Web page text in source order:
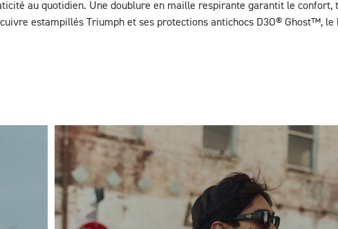
au quotidien. Une doublure en maille respirante garantit le confort,
estampillés Triumph et ses protections antichocs D3O® Ghost™,